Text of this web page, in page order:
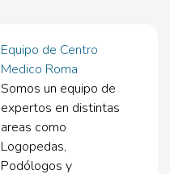
Equipo de Centro
Medico Roma
Somos un equipo de
expertos en distintas
areas como
Logopedas,
Podólogos y